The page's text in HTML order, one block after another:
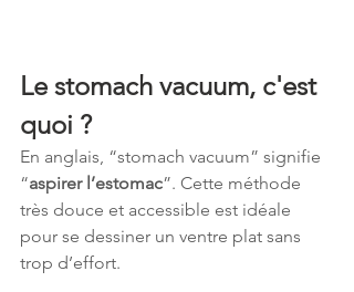
Le stomach vacuum, c'est
quoi ?
En anglais, “stomach vacuum” signifie
“aspirer l’estomac”. Cette méthode
très douce et accessible est idéale
pour se dessiner un ventre plat sans
trop d’effort.